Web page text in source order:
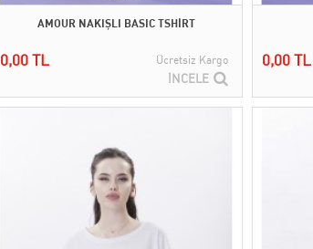
AMOUR NAKIŞLI BASIC TSHİRT
0,00 TL Ücretsiz Kargo
İNCELE
0,00 TL